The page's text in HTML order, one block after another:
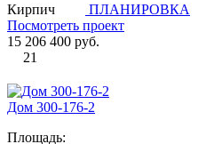
Кирпич
ПЛАНИРОВКА
Посмотреть проект
15 206 400 руб.
21
Дом 300-176-2
Площадь: